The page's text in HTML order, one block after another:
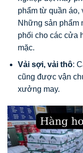
phẩm từ quần áo,
Những sản phẩm
phối cho các cửa
mặc.
Vải sợi, vải thô:
cũng được vận
xưởng may.